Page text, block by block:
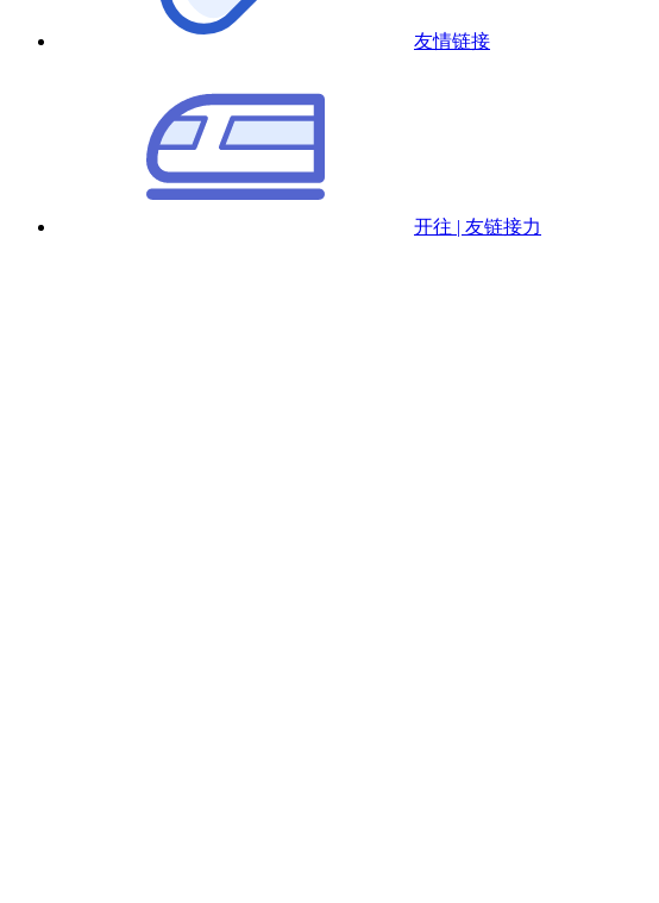
友情链接
开往 | 友链接力